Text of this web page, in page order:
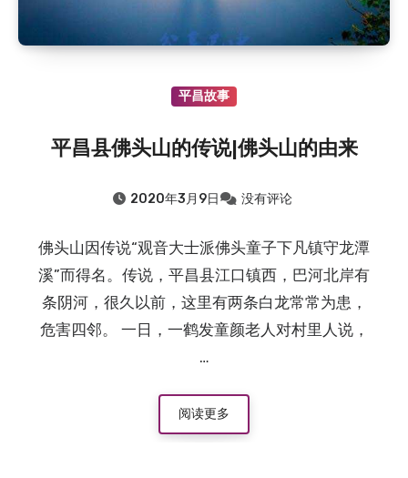
平昌故事
平昌县佛头山的传说|佛头山的由来
2020年3月9日 没有评论
佛头山因传说“观音大士派佛头童子下凡镇守龙潭
溪”而得名。传说，平昌县江口镇西，巴河北岸有
条阴河，很久以前，这里有两条白龙常常为患，
危害四邻。 一日，一鹤发童颜老人对村里人说，
…
阅读更多